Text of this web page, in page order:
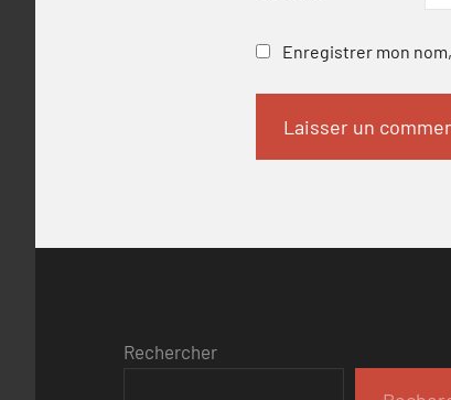
Enregistrer mon
Rechercher